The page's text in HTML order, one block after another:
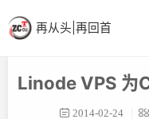
再从头|再回首
Linode VPS 为
2014-02-24